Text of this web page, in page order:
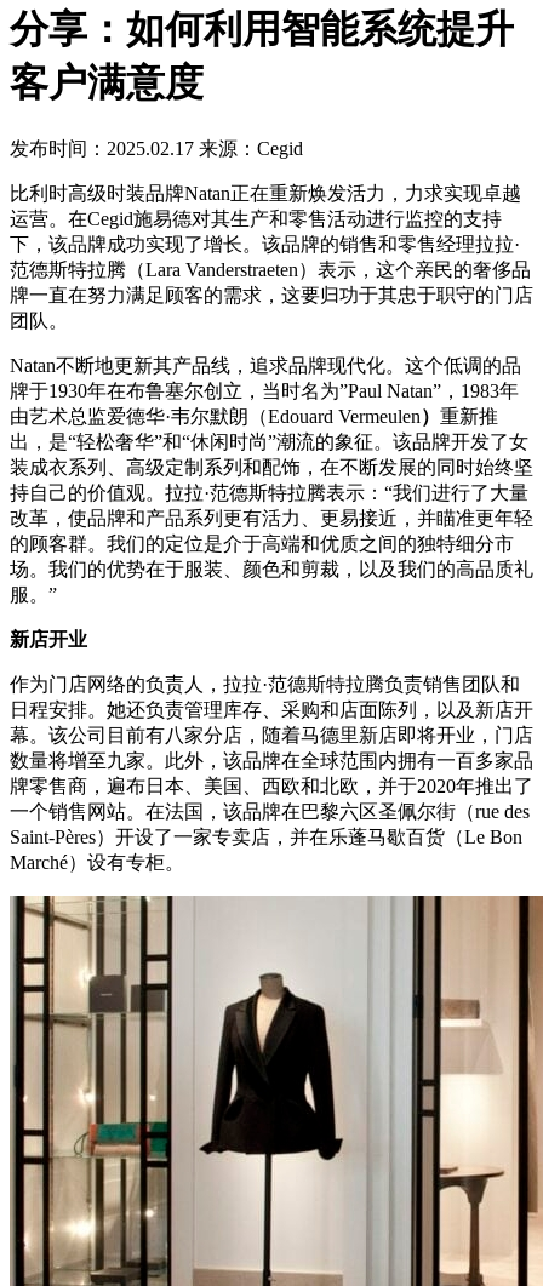
分享：如何利用智能系统提升
客户满意度
发布时间：2025.02.17 来源：Cegid
比利时高级时装品牌Natan正在重新焕发活力，力求实现卓越
运营。在Cegid施易德对其生产和零售活动进行监控的支持
下，该品牌成功实现了增长。该品牌的销售和零售经理拉拉·
范德斯特拉腾（Lara Vanderstraeten）表示，这个亲民的奢侈品
牌一直在努力满足顾客的需求，这要归功于其忠于职守的门店
团队。
Natan不断地更新其产品线，追求品牌现代化。这个低调的品
牌于1930年在布鲁塞尔创立，当时名为”Paul Natan”，1983年
由艺术总监爱德华·韦尔默朗（Edouard Vermeulen） 重新推
出，是“轻松奢华”和“休闲时尚”潮流的象征。该品牌开发了女
装成衣系列、高级定制系列和配饰，在不断发展的同时始终坚
持自己的价值观。拉拉·范德斯特拉腾表示：“我们进行了大量
改革，使品牌和产品系列更有活力、更易接近，并瞄准更年轻
的顾客群。我们的定位是介于高端和优质之间的独特细分市
场。我们的优势在于服装、颜色和剪裁，以及我们的高品质礼
服。”
新店开业
作为门店网络的负责人，拉拉·范德斯特拉腾负责销售团队和
日程安排。她还负责管理库存、采购和店面陈列，以及新店开
幕。该公司目前有八家分店，随着马德里新店即将开业，门店
数量将增至九家。此外，该品牌在全球范围内拥有一百多家品
牌零售商，遍布日本、美国、西欧和北欧，并于2020年推出了
一个销售网站。在法国，该品牌在巴黎六区圣佩尔街（rue des
Saint-Pères）开设了一家专卖店，并在乐蓬马歇百货（Le Bon
Marché）设有专柜。